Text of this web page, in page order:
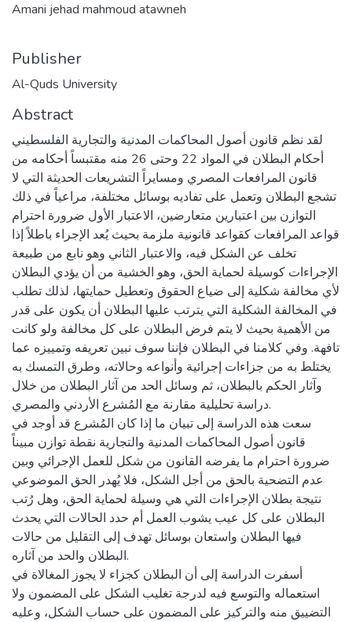
Amani jehad mahmoud atawneh
Publisher
Al-Quds University
Abstract
لقد نظم قانون أصول المحاكمات المدنية والتجارية الفلسطيني
أحكام البطلان في المواد 22 وحتى 26 منه مقتبساً أحكامه من
قانون المرافعات المصري ومسايراً التشريعات الحديثة التي لا
تشجع البطلان وتعمل على تفاديه بوسائل مختلفة، مراعياً في ذلك
التوازن بين اعتبارين متعارضين، الاعتبار الأول ضرورة احترام
قواعد المرافعات كقواعد قانونية ملزمة بحيث يُعد الإجراء باطلاً إذا
تخلف عن الشكل فيه، والاعتبار الثاني وهو نابع من طبيعة
الإجراءات كوسيلة لحماية الحق، وهو الخشية من أن يؤدي البطلان
لأي مخالفة شكلية إلى ضياع الحقوق وتعطيل حمايتها، لذلك تطلب
في المخالفة الشكلية التي يترتب عليها البطلان أن يكون على قدر
من الأهمية بحيث لا يتم فرض البطلان على كل مخالفة ولو كانت
تافهة. وفي كلامنا في البطلان فإننا سوف نبين تعريفه وتمييزه عما
يختلط به من جزاءات إجرائية وأنواعه وحالاته، وطرق التمسك به
وآثار الحكم بالبطلان، ثم وسائل الحد من آثار البطلان من خلال
دراسة تحليلية مقارنة مع المُشرع الأردني والمصري.
سعت هذه الدراسة إلى تبيان ما إذا كان المُشرع قد أوجد في
قانون أصول المحاكمات المدنية والتجارية نقطة توازن مبيناً
ضرورة احترام ما يفرضه القانون من شكل للعمل الإجرائي وبين
عدم التضحية بالحق من أجل الشكل، فلا يُهدر الحق الموضوعي
نتيجة بطلان الإجراءات التي هي وسيلة لحماية الحق، وهل رُتب
البطلان على كل عيب يشوب العمل أم حدد الحالات التي يحدث
فيها البطلان واستعان بوسائل تهدف إلى التقليل من حالات
البطلان والحد من آثاره.
أسفرت الدراسة إلى أن البطلان كجزاء لا يجوز المغالاة في
استعماله والتوسع فيه لدرجة تغليب الشكل على المضمون ولا
التضييق منه والتركيز على المضمون على حساب الشكل، وعليه